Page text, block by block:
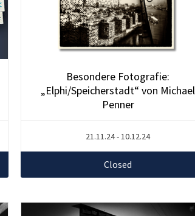
Besondere Fotografie:
„Elphi/Speicherstadt“ von Michael
Penner
21.11.24 - 10.12.24
Closed